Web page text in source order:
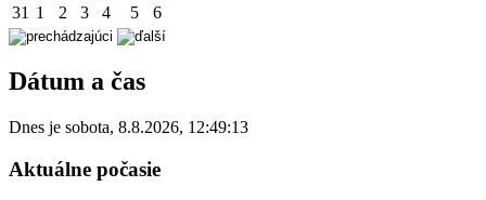
31 1 2 3 4 5 6
Dátum a čas
Dnes je sobota, 8.8.2026, 12:49:13
Aktuálne počasie